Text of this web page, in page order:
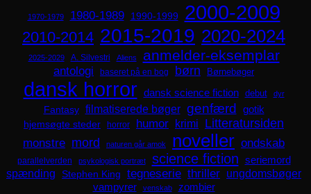
1970-1979 1980-1989 1990-1999 2000-2009
2010-2014 2015-2019 2020-2024
2025-2029 A. Silvestri Aliens anmelder-eksemplar
antologi baseret på en bog børn Børnebøger
dansk horror dansk science fiction debut dyr
Fantasy filmatiserede bøger genfærd
gotik
hjemsøgte steder
horror humor krimi Litteratursiden
monstre mord naturen går amok noveller ondskab
parallelverden psykologisk portræt science fiction seriemord
spænding Stephen King tegneserie thriller ungdomsbøger
vampyrer venskab
zombier